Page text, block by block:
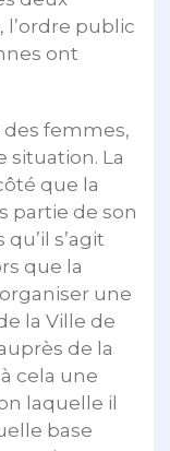
public
ont
des femmes,
situation. La
que la
partie de son
s’agit
que la
une
la Ville de
de la
cela une
laquelle il
base